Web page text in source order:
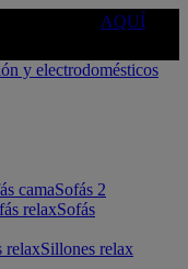
AQUÍ
camaSofás 2
relaxSofás
relaxSillones relax